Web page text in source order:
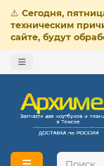
⚠️ Сегодня,
техническим
сайте, будут